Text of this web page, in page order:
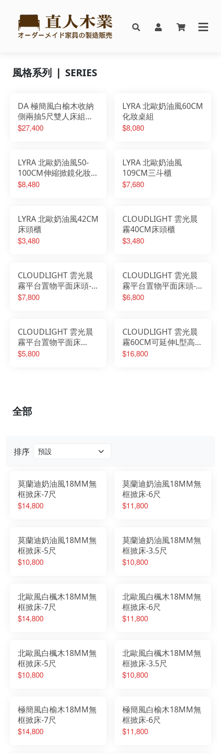
風格系列 ❘ SERIES
DA 極簡風白榆木收納
側兩抽5尺雙人床組搭
配床邊櫃
$27,400
LYRA 北歐奶油風60CM
化妝桌組
$8,080
LYRA 北歐奶油風50-
100CM伸縮掀鏡化妝桌
椅組
$8,480
LYRA 北歐奶油風
109CM三斗櫃
$7,680
LYRA 北歐奶油風42CM
床頭櫃
$3,480
CLOUDLIGHT 雲光晨
霧40CM床頭櫃
$3,480
CLOUDLIGHT 雲光晨
霧平台置物平面床頭-6
尺
$7,800
CLOUDLIGHT 雲光晨
霧平台置物平面床頭-5
尺
$6,800
CLOUDLIGHT 雲光晨
霧平台置物平面床
頭-3.5尺
$5,800
CLOUDLIGHT 雲光晨
霧60CM可延伸L型高被
櫥梳桌櫃組
$16,800
排序
莫蘭迪奶油風18MM無
框掀床-7尺
$14,800
莫蘭迪奶油風18MM無
框掀床-6尺
$11,800
莫蘭迪奶油風18MM無
框掀床-5尺
$10,800
莫蘭迪奶油風18MM無
框掀床-3.5尺
$10,800
北歐風白楓木18MM無
框掀床-7尺
$14,800
北歐風白楓木18MM無
框掀床-6尺
$11,800
北歐風白楓木18MM無
框掀床-5尺
$10,800
北歐風白楓木18MM無
框掀床-3.5尺
$10,800
極簡風白榆木18MM無
框掀床-7尺
$14,800
極簡風白榆木18MM無
框掀床-6尺
$11,800
全部